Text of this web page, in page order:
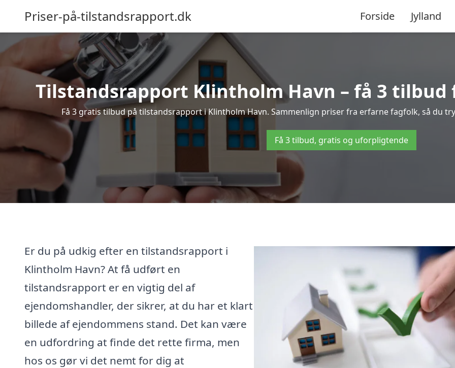
Priser-på-tilstandsrapport.dk Forside Jylland
Tilstandsrapport Klintholm Havn – få 3
Få 3 gratis tilbud på tilstandsrapport i Klintholm Havn. Sammenlign priser fra erfarne fagfolk, så du
Få 3 tilbud, gratis og uforpligtende
Er du på udkig efter en tilstandsrapport i
Klintholm Havn? At få udført en
tilstandsrapport er en vigtig del af
ejendomshandler, der sikrer, at du har et klart
billede af ejendommens stand. Det kan være
en udfordring at finde det rette firma, men
hos os gør vi det nemt for dig at